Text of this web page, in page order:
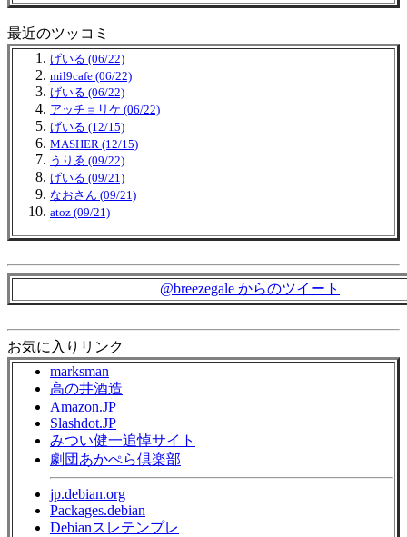
最近のツッコミ
げいる (06/22)
mil9cafe (06/22)
げいる (06/22)
アッチョリケ (06/22)
げいる (12/15)
MASHER (12/15)
うりゑ (09/22)
げいる (09/21)
なおさん (09/21)
atoz (09/21)
@breezegale からのツイート
お気に入りリンク
marksman
高の井酒造
Amazon.JP
Slashdot.JP
みつい健一追悼サイト
劇団あかぺら倶楽部
jp.debian.org
Packages.debian
Debianスレテンプレ